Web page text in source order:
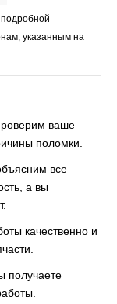
указанным на
ваше
поломки.
все
а вы
качественно и
получаете